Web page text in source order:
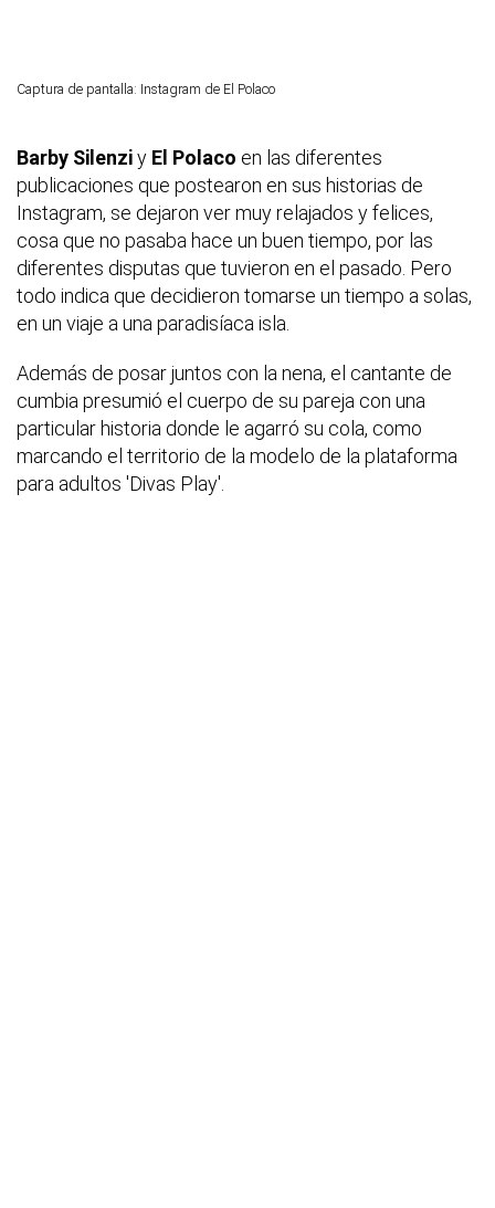
Captura de pantalla: Instagram de El Polaco
Barby Silenziy El Polaco en las diferentes
publicaciones que postearon en sus historias de
Instagram, se dejaron ver muy relajados y felices,
cosa que no pasaba hace un buen tiempo, por las
diferentes disputas que tuvieron en el pasado. Pero
todo indica que decidieron tomarse un tiempo a solas,
en un viaje a una paradisíaca isla.
Además de posar juntos con la nena, el cantante de
cumbia presumió el cuerpo de su pareja con una
particular historia donde le agarró su cola, como
marcando el territorio de la modelo de la plataforma
para adultos 'Divas Play'.